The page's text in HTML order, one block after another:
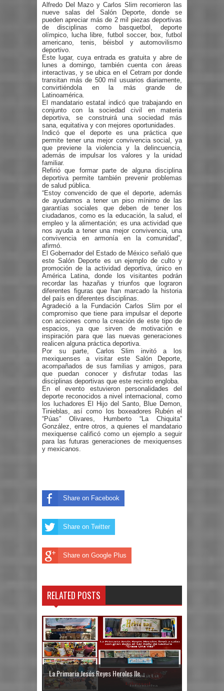
Alfredo Del Mazo y Carlos Slim recorrieron las
nueve salas del Salón Deporte, donde se
pueden apreciar más de 2 mil piezas deportivas
de disciplinas como basquetbol, deporte
olímpico, lucha libre, futbol soccer, box, futbol
americano, tenis, béisbol y automovilismo
deportivo.
Este lugar, cuya entrada es gratuita y abre de
lunes a domingo, también cuenta con áreas
interactivas, y se ubica en el Cetram por donde
transitan más de 500 mil usuarios diariamente,
convirtiéndola en la más grande de
Latinoamérica.
El mandatario estatal indicó que trabajando en
conjunto con la sociedad civil en materia
deportiva, se construirá una sociedad más
sana, equitativa y con mejores oportunidades.
Indicó que el deporte es una práctica que
permite tener una mejor convivencia social, ya
que previene la violencia y la delincuencia,
además de impulsar los valores y la unidad
familiar.
Refirió que formar parte de alguna disciplina
deportiva permite también prevenir problemas
de salud pública.
“Estoy convencido de que el deporte, además
de ayudarnos a tener un piso mínimo de las
garantías sociales que deben de tener los
ciudadanos, como es la educación, la salud, el
empleo y la alimentación; es una actividad que
nos ayuda a tener una mejor convivencia, una
convivencia en armonía en la comunidad”,
afirmó.
El Gobernador del Estado de México señaló que
este Salón Deporte es un ejemplo de culto y
promoción de la actividad deportiva, único en
América Latina, donde los visitantes podrán
recordar las hazañas y triunfos que lograron
diferentes figuras que han marcado la historia
del país en diferentes disciplinas.
Agradeció a la Fundación Carlos Slim por el
compromiso que tiene para impulsar el deporte
con acciones como la creación de este tipo de
espacios, ya que sirven de motivación e
inspiración para que las nuevas generaciones
realicen alguna práctica deportiva.
Por su parte, Carlos Slim invitó a los
mexiquenses a visitar este Salón Deporte,
acompañados de sus familias y amigos, para
que puedan conocer y disfrutar todas las
disciplinas deportivas que este recinto engloba.
En el evento estuvieron personalidades del
deporte reconocidos a nivel internacional, como
los luchadores El Hijo del Santo, Blue Demon,
Tinieblas, así como los boxeadores Rubén el
“Púas” Olivares, Humberto “La Chiquita”
González, entre otros, a quienes el mandatario
mexiquense calificó como un ejemplo a seguir
para las futuras generaciones de mexiquenses
y mexicanos.
Share on Facebook
Share on Twitter
Share on Google Plus
RELATED POSTS
La Primaria Jesús Reyes Heroles lle...